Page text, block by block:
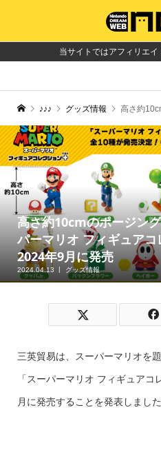
当サイトではアフィリエ
♪♪♪ グッズ情報 高さ約10cmのポージング
高さ約10cmのポージン
パーマリオ フィギュア
2024年9月に発売
2024.04.13 グッズ情報
三英貿易は、スーパーマリオを
「スーパーマリオ フィギュア
月に発売することを発表しました